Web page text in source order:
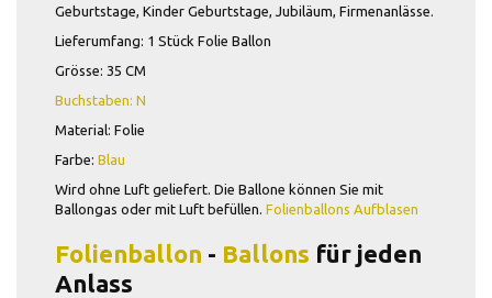
Geburtstage, Kinder Geburtstage, Jubiläum, Firmenanlässe.
Lieferumfang: 1 Stück Folie Ballon
Grösse: 35 CM
Buchstaben: N
Material: Folie
Farbe: Blau
Wird ohne Luft geliefert. Die Ballone können Sie mit
Ballongas oder mit Luft befüllen. Folienballons Aufblasen
Folienballon - Ballons für jeden
Anlass